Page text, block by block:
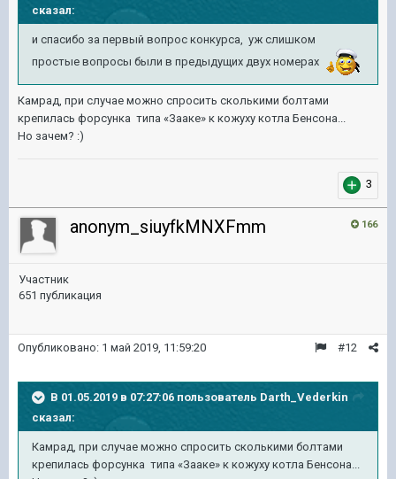
сказал:
и спасибо за первый вопрос конкурса, уж слишком
простые вопросы были в предыдущих двух номерах
Камрад, при случае можно спросить сколькими болтами
крепилась форсунка типа «Зааке» к кожуху котла Бенсона...
Но зачем? :)
3
166
anonym_siuyfkMNXFmm
Участник
651 публикация
#12
Опубликовано: 1 май 2019, 11:59:20
В 01.05.2019 в 07:27:06 пользователь Darth_Vederkin
сказал:
Камрад, при случае можно спросить сколькими болтами
крепилась форсунка типа «Зааке» к кожуху котла Бенсона...